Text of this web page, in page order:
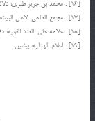
[16] . محمد بن جریر طبری، دلائل الامامه، قم، چاپ اول، 1413 هـ.ق، ص 192.
[17] . مجمع العالمی، لاهل البیت، اعلام الهدایه، قم، 1422 هـ.ق، ج 6، ص 86.
[18] . علامه حلی، العدد القویه، دفع المخاوف الیومیه، قم، 1408 هـ.ق، ص 316.
[19] . اعلام الهدایه، پیشین.